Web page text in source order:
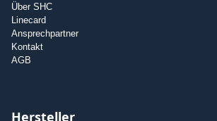
Über SHC
Linecard
Ansprechpartner
Kontakt
AGB
Hersteller